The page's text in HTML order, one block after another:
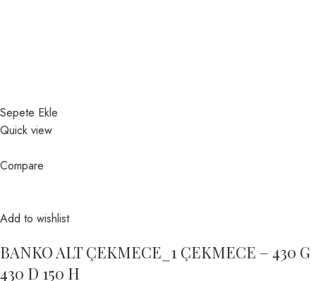
Sepete Ekle
Quick view
Compare
Add to wishlist
BANKO ALT ÇEKMECE_1 ÇEKMECE – 430 G
430 D 150 H